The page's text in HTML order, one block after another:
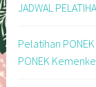
JADWAL
Pelatihan
PONEK